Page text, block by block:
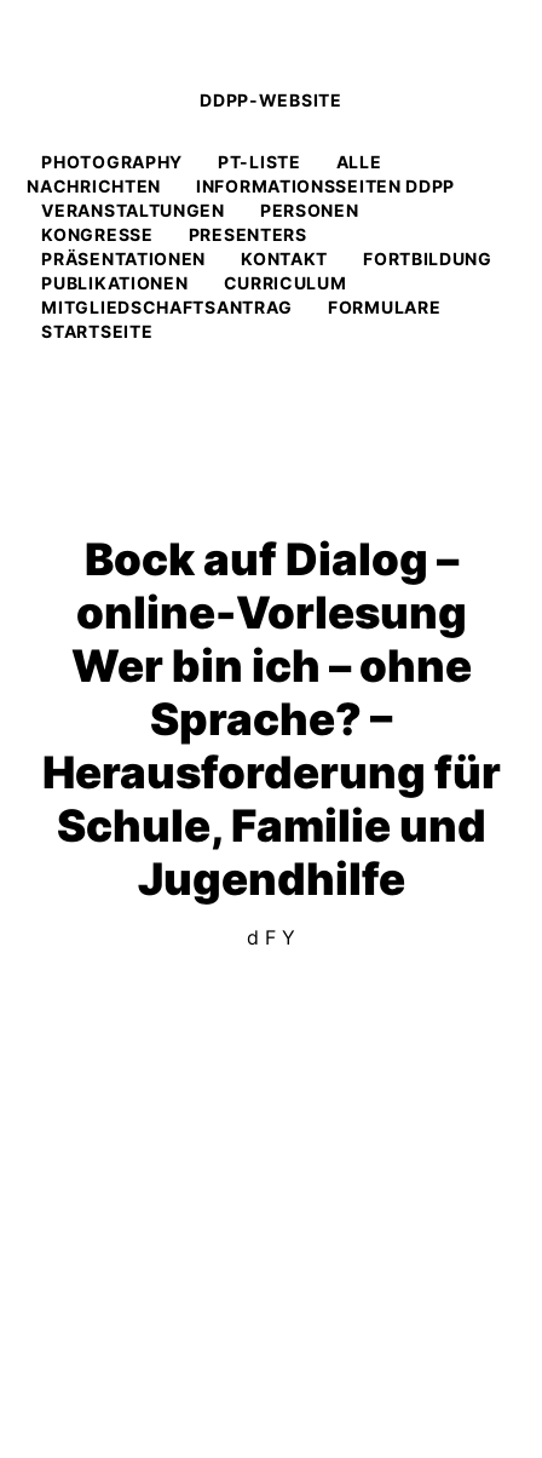
DDPP-WEBSITE
PHOTOGRAPHY PT-LISTE
ALLE
NACHRICHTEN
INFORMATIONSSEITEN DDPP
VERANSTALTUNGEN
PERSONEN
KONGRESSE
PRESENTERS
PRÄSENTATIONEN
KONTAKT
FORTBILDUNG
PUBLIKATIONEN
CURRICULUM
MITGLIEDSCHAFTSANTRAG
FORMULARE
STARTSEITE
Bock auf Dialog –
online-Vorlesung
Wer bin ich – ohne
Sprache? –
Herausforderung für
Schule, Familie und
Jugendhilfe
d F Y